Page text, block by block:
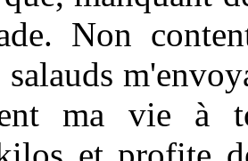
Non
salauds
ma vie à